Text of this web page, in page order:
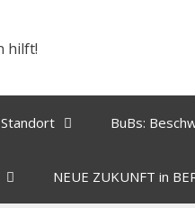
Standort BuBs:
NEUE ZUKUNFT in